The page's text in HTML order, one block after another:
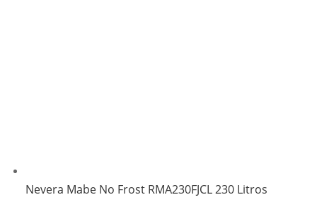
Nevera Mabe No Frost RMA230FJCL 230 Litros